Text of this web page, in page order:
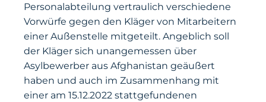
Personalabteilung vertraulich verschiedene
Vorwürfe gegen den Kläger von Mitarbeitern
einer Außenstelle mitgeteilt. Angeblich soll
der Kläger sich unangemessen über
Asylbewerber aus Afghanistan geäußert
haben und auch im Zusammenhang mit
einer am 15.12.2022 stattgefundenen